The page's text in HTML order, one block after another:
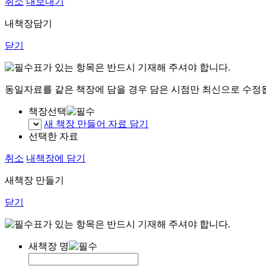
내책장담기
닫기
표가 있는 항목은 반드시 기재해 주셔야 합니다.
동일자료를 같은 책장에 담을 경우 담은 시점만 최신으로 수정
책장선택
새 책장 만들어 자료 담기
선택한 자료
취소 내책장에 담기
새책장 만들기
닫기
표가 있는 항목은 반드시 기재해 주셔야 합니다.
새책장 명